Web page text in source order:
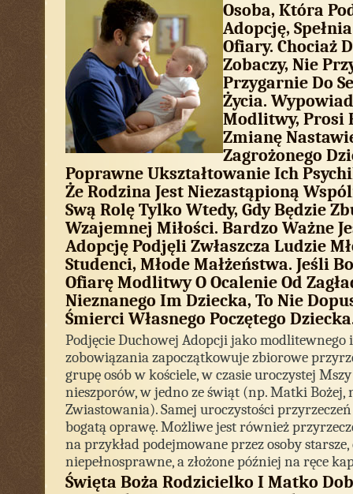
Osoba, Która
Adopcję,
Ofiary. Chociaż
Zobaczy, Nie
Przygarnie Do
Życia.
Modlitwy, Prosi
Zmianę
Zagrożonego
Poprawne Ukształtowanie Ich
Że Rodzina Jest Niezastąpioną
Swą Rolę Tylko Wtedy, Gdy Będzie
Wzajemnej Miłości. Bardzo Ważne
Adopcję Podjęli Zwłaszcza Ludzie
Studenci, Młode Małżeństwa. Jeśli
Ofiarę Modlitwy O Ocalenie Od
Nieznanego Im Dziecka, To Nie
Śmierci Własnego Poczętego
Podjęcie Duchowej Adopcji jako
zobowiązania zapoczątkowuje zbiorowe
grupę osób w kościele, w czasie uroczystej
nieszporów, w jedno ze świąt (np. Matki Bożej,
Zwiastowania). Samej uroczystości
bogatą oprawę. Możliwe jest również
na przykład podejmowane przez osoby starsze,
niepełnosprawne, a złożone później na ręce
Święta Boża Rodzicielko I Matko